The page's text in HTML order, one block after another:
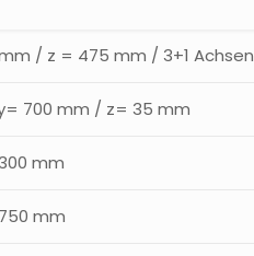
/ z = 475 mm / 3+1 Achsen
700 mm / z= 35 mm
mm
mm